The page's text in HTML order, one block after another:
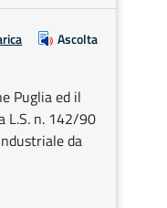
Ascolta
Puglia ed il
L.S. n. 142/90
da